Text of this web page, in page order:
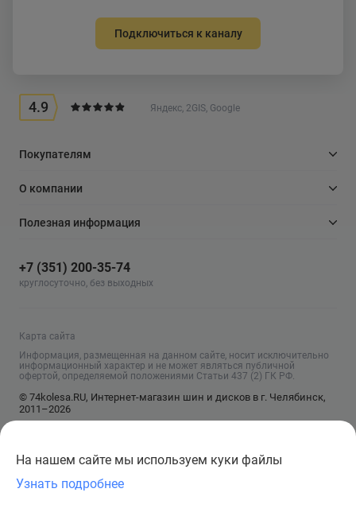
Сообщить о поступлении
Подключиться к каналу
4.9 Яндекс, 2GIS, Google
Покупателям
О компании
Полезная информация
+7 (351) 200-35-74
круглосуточно, без выходных
Карта сайта
Информация, размещенная на данном сайте, носит исключительно
информационный характер и не может являться публичной
офертой, определяемой положениями Статьи 437 (2) ГК РФ.
© 74kolesa.RU, Интернет-магазин шин и дисков в г. Челябинск,
2011–2026
На нашем сайте мы используем куки файлы
Узнать подробнее